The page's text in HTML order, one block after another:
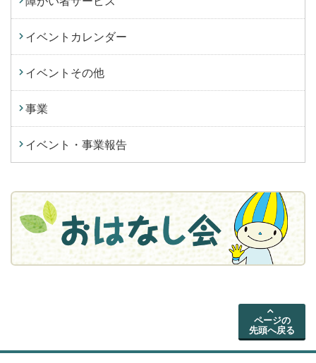
イベントカレンダー
イベントその他
事業
イベント・事業報告
ページの
先頭へ戻る